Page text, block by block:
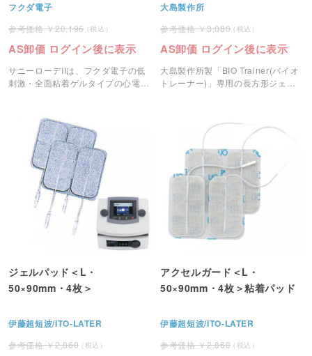
フクダ電子
20,196
AS卸価 ログイン後に表示
サニーローデIIは、フクダ電子の低
刺激・全面粘着ゲルタイプの心電図
大島製作所
3,080
AS卸価 ログイン後に表示
大島製作所製「BIO Trainer(バイオ
トレーナー)」専用の長方形ジェル
ジェルパッド＜L・
50×90mm・4枚＞
伊藤超短波/ITO-LATER
2,860
アクセルガード＜L・
50×90mm・4枚＞粘着パッド
伊藤超短波/ITO-LATER
2,860